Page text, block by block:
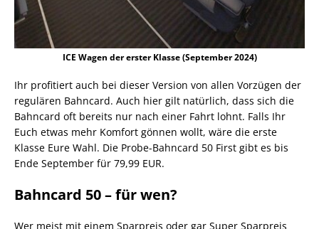
ICE Wagen der erster Klasse (September 2024)
Ihr profitiert auch bei dieser Version von allen Vorzügen der
regulären Bahncard. Auch hier gilt natürlich, dass sich die
Bahncard oft bereits nur nach einer Fahrt lohnt. Falls Ihr
Euch etwas mehr Komfort gönnen wollt, wäre die erste
Klasse Eure Wahl. Die Probe-Bahncard 50 First gibt es bis
Ende September für 79,99 EUR.
Bahncard 50 – für wen?
Wer meist mit einem Sparpreis oder gar Super Sparpreis